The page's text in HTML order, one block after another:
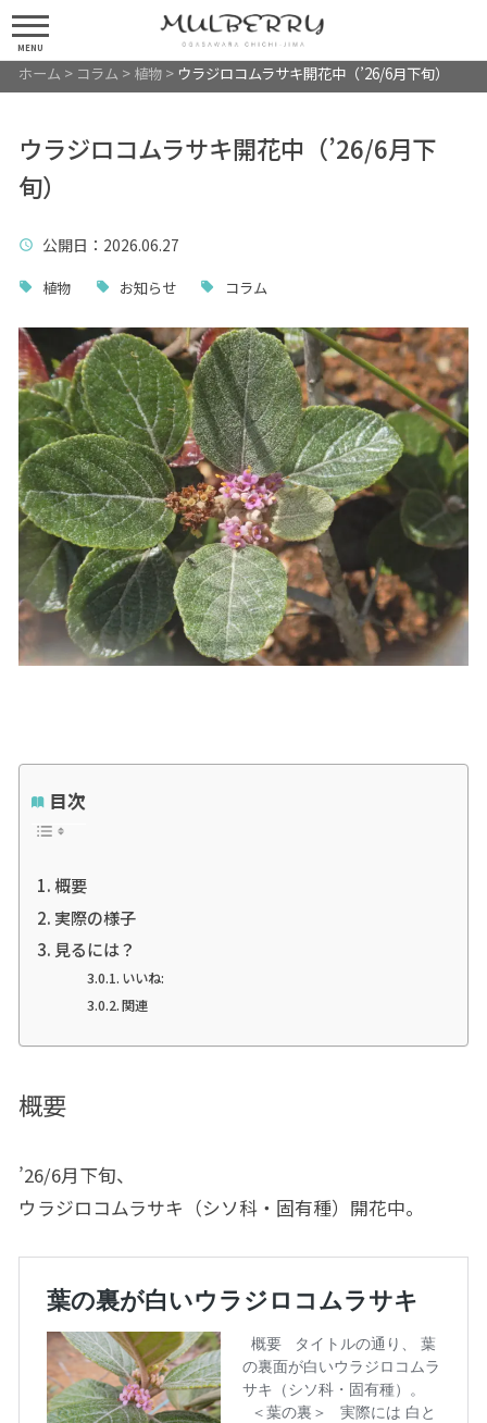
MENU
ホーム > コラム > 植物> ウラジロコムラサキ開花中（’26/6月下旬）
ウラジロコムラサキ開花中（’26/6月下
旬）
公開日 ：2026.06.27
植物 お知らせ コラム
目次
概要
実際の様子
見るには？
いいね:
関連
概要
’26/6月下旬、
ウラジロコムラサキ（シソ科・固有種）開花中。